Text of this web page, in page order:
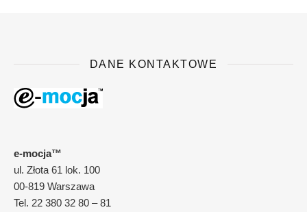
DANE KONTAKTOWE
e-mocja™
ul. Złota 61 lok. 100
00-819 Warszawa
Tel. 22 380 32 80 – 81